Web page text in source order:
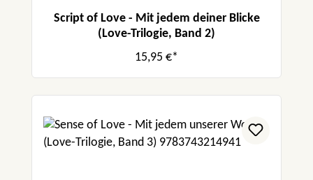
Script of Love - Mit jedem deiner Blicke
(Love-Trilogie, Band 2)
15,95 €*